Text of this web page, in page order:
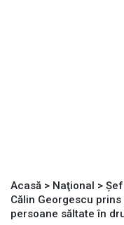
Acasă > Naţional >
Călin Georgescu
persoane săltate în